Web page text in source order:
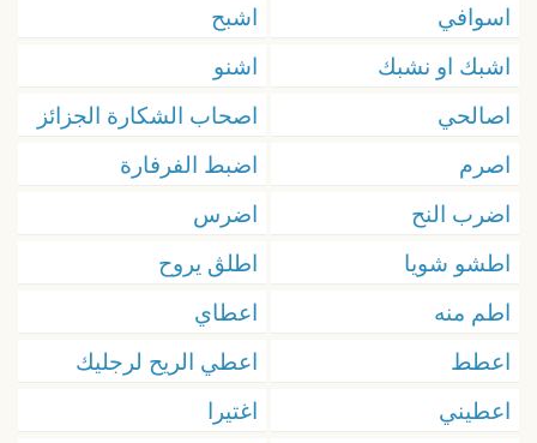
اسوافي
اشبح
اشبك او نشبك
اشنو
اصالحي
اصحاب الشكارة الجزائز
اصرم
اضبط الفرفارة
اضرب النح
اضرس
اطشو شويا
اطلڨ يروح
اطم منه
اعطاي
اعطط
اعطي الريح لرجليك
اعطيني
اغتيرا